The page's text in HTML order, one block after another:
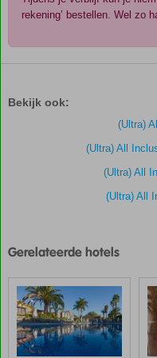
rekening’ bestellen. Wel zo
door
Palace
Agustin
Scores
die
ouder
Bekijk ook:
(Ultra)
(Ultra) All
(Ultra) All
(Ultra) All
Gerelateerde hotels